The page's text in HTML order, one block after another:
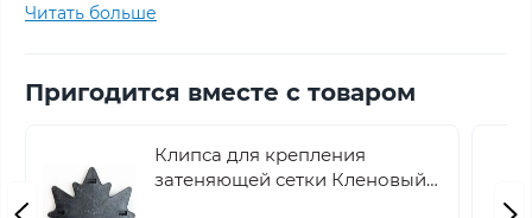
высоту без горизонтальных швов и накладок.
полотном за один проход.
Почему именно 80%?
силуэты — через 80% не видно ни людей, ни
предметов, только сплошное темно-зеленое
Читать больше
Пригодится вместе с товаром
Клипса для крепления
затеняющей сетки Кленовый